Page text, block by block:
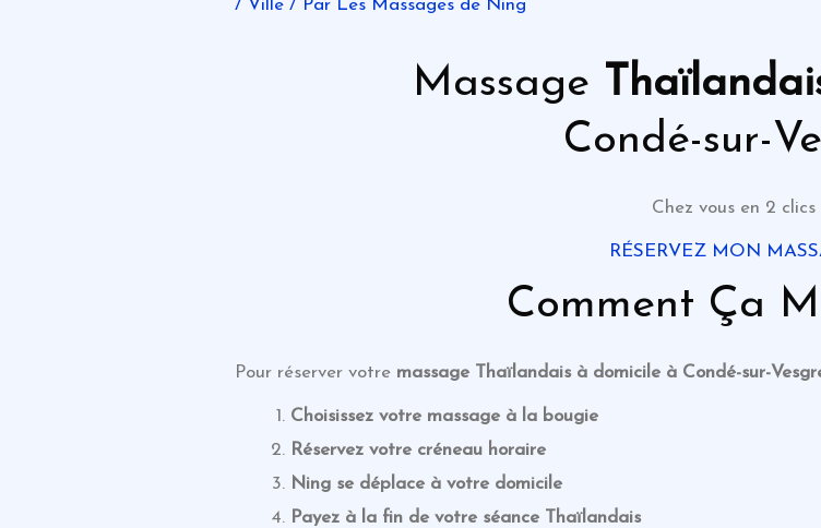
/ Ville / Par Les Massages de Ning
Massage
Condé-sur-
Chez vous en 2 clics
RÉSERVEZ MON
Comment Ça
Pour réserver votre massage Thaïlandais à domicile à Condé-sur-
Choisissez votre massage à la bougie
Réservez votre créneau horaire
Ning se déplace à votre domicile
Payez à la fin de votre séance Thaïlandais